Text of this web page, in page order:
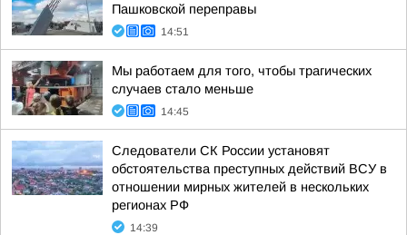
Пашковской переправы
14:51
Мы работаем для того, чтобы трагических
случаев стало меньше
14:45
Следователи СК России установят
обстоятельства преступных действий ВСУ в
отношении мирных жителей в нескольких
регионах РФ
14:39